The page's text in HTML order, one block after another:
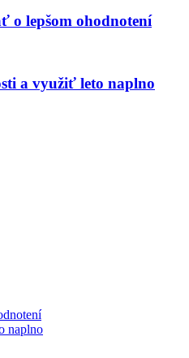
o lepšom ohodnotení
a využiť leto naplno
naplno